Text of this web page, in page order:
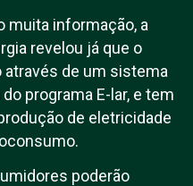
muita informação, a
revelou já que o
através de um sistema
programa E-lar, e tem
de eletricidade
poderão